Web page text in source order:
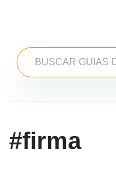
#firma